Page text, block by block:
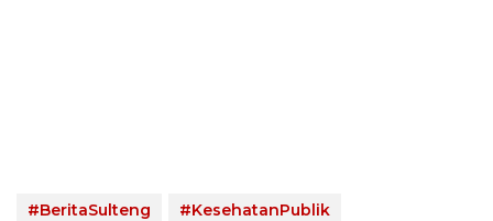
#BeritaSulteng
#KesehatanPublik